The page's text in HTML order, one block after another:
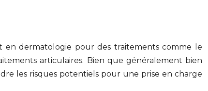
en dermatologie pour des traitements comme le
articulaires. Bien que généralement bien
les risques potentiels pour une prise en charge